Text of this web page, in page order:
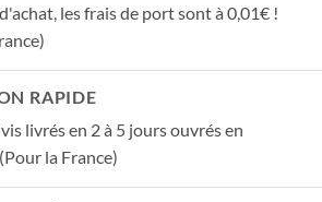
les frais de port sont à 0,01€ !
RAPIDE
livrés en 2 à 5 jours ouvrés en
la France)